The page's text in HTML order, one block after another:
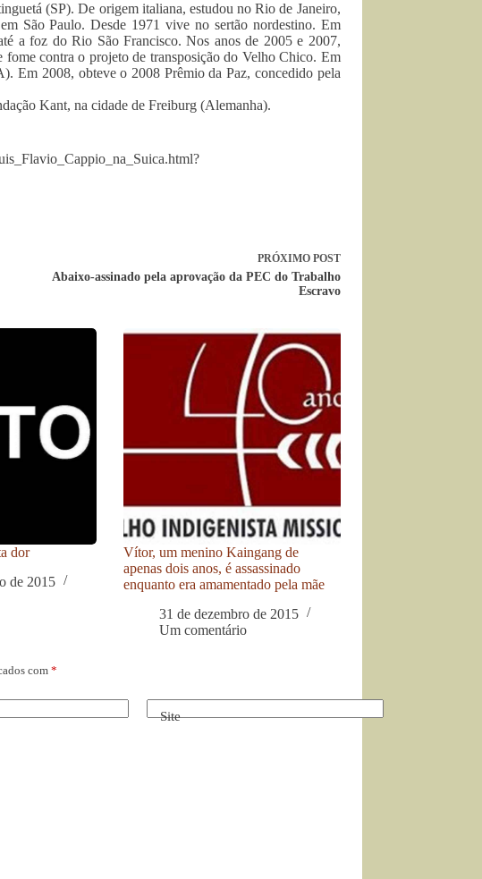
(SP). De origem italiana, estudou no Rio de Janeiro,
São Paulo. Desde 1971 vive no sertão nordestino. Em
a foz do Rio São Francisco. Nos anos de 2005 e 2007,
contra o projeto de transposição do Velho Chico. Em
Em 2008, obteve o 2008 Prêmio da Paz, concedido pela
Kant, na cidade de Freiburg (Alemanha).
PRÓXIMO POST
Abaixo-assinado pela aprovação da PEC do Trabalho
Escravo
dor
de 2015
Vítor, um menino Kaingang de
apenas dois anos, é assassinado
enquanto era amamentado pela mãe
31 de dezembro de 2015
Um comentário
com *
Site